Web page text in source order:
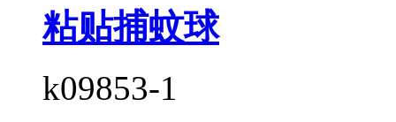
粘贴捕蚊球
k09853-1